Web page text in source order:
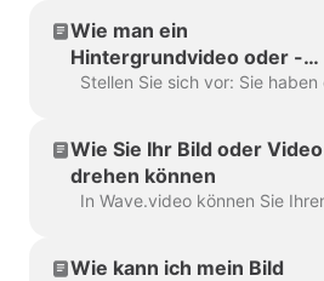
Wie man ein
Hintergrundvideo oder -
bild ersetzt
Wie Sie Ihr Bild oder Video
drehen können
Wie kann ich mein Bild